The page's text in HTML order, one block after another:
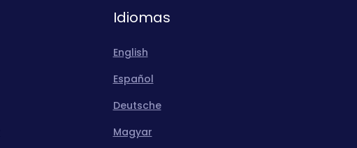
Idiomas
English
Español
Deutsche
Magyar